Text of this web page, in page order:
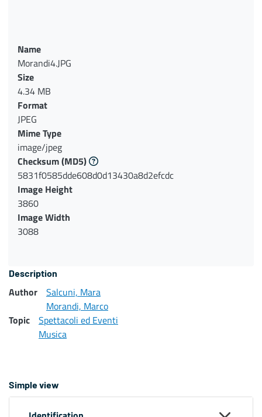
Name
Morandi4.JPG
Size
4.34 MB
Format
JPEG
Mime Type
image/jpeg
Checksum(MD5)
5831f0585dde608d0d13430a8d2efcdc
Image Height
3860
Image Width
3088
Description
Author
Salcuni, Mara
Morandi, Marco
Topic
Spettacoli ed Eventi
Musica
Simple view